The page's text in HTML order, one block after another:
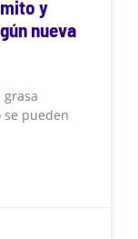
y
nueva
grasa
pueden